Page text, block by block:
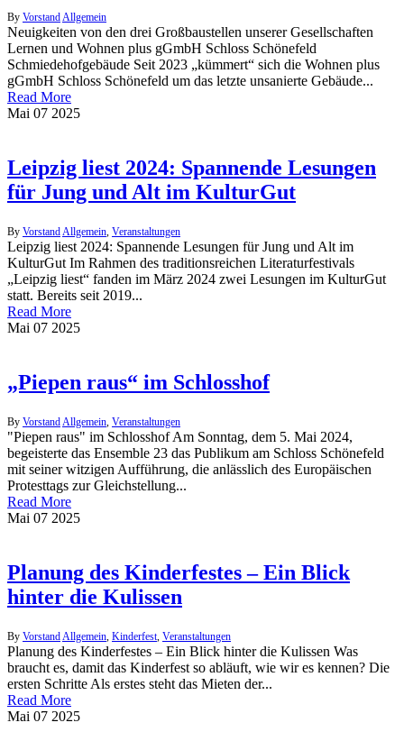
By VorstandAllgemein
Neuigkeiten von den drei Großbaustellen unserer Gesellschaften
Lernen und Wohnen plus gGmbH Schloss Schönefeld
Schmiedehofgebäude Seit 2023 „kümmert“ sich die Wohnen plus
gGmbH Schloss Schönefeld um das letzte unsanierte Gebäude...
Read More
Mai 07 2025
Leipzig liest 2024: Spannende Lesungen
für Jung und Alt im KulturGut
By VorstandAllgemein, Veranstaltungen
Leipzig liest 2024: Spannende Lesungen für Jung und Alt im
KulturGut Im Rahmen des traditionsreichen Literaturfestivals
„Leipzig liest“ fanden im März 2024 zwei Lesungen im KulturGut
statt. Bereits seit 2019...
Read More
Mai 07 2025
„Piepen raus“ im Schlosshof
By VorstandAllgemein, Veranstaltungen
"Piepen raus" im Schlosshof Am Sonntag, dem 5. Mai 2024,
begeisterte das Ensemble 23 das Publikum am Schloss Schönefeld
mit seiner witzigen Aufführung, die anlässlich des Europäischen
Protesttags zur Gleichstellung...
Read More
Mai 07 2025
Planung des Kinderfestes – Ein Blick
hinter die Kulissen
By VorstandAllgemein, Kinderfest, Veranstaltungen
Planung des Kinderfestes – Ein Blick hinter die Kulissen Was
braucht es, damit das Kinderfest so abläuft, wie wir es kennen? Die
ersten Schritte Als erstes steht das Mieten der...
Read More
Mai 07 2025